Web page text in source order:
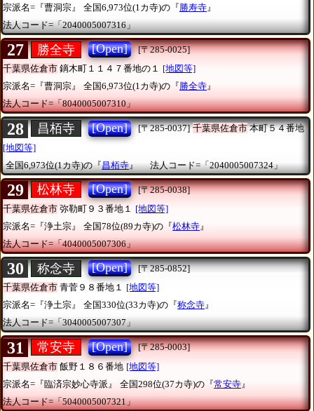
宗派名=『曹洞宗』
全国6,973位(1カ寺)の『 勝寿寺 』
法人コード=「2040005007316」
27 勝全寺 [Open]
[〒285-0025]
千葉県佐倉市 鏑木町１１４７番地の１ [地図等]
宗派名=『曹洞宗』
全国6,973位(1カ寺)の『勝全寺』
法人コード=「8040005007310」
28 昌栢寺 [Open] [〒285-0037] 千葉県佐倉市本町５４番地
[地図等]
全国6,973位(1カ寺)の『昌栢寺』 法人コード=「2040005007324」
29 松林寺 [Open]
[〒285-0038]
千葉県佐倉市 弥勒町９３番地１
[地図等]
宗派名=『浄土宗』
全国78位(89カ寺)の『松林寺 』
法人コード=「4040005007306」
30 称念寺 [Open]
[〒285-0852]
千葉県佐倉市 青菅９８番地１ [地図等]
宗派名=『浄土宗』
全国330位(33カ寺)の『称念寺』
法人コード=「3040005007307」
31 常安寺 [Open]
[〒285-0003]
千葉県佐倉市 飯野１８６番地 [地図等]
宗派名=『臨済宗妙心寺派』
全国298位(37カ寺)の『常安寺 』
法人コード=「5040005007321」